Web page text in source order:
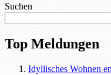
Suchen
Top Meldungen
Idyllisches Wohnen